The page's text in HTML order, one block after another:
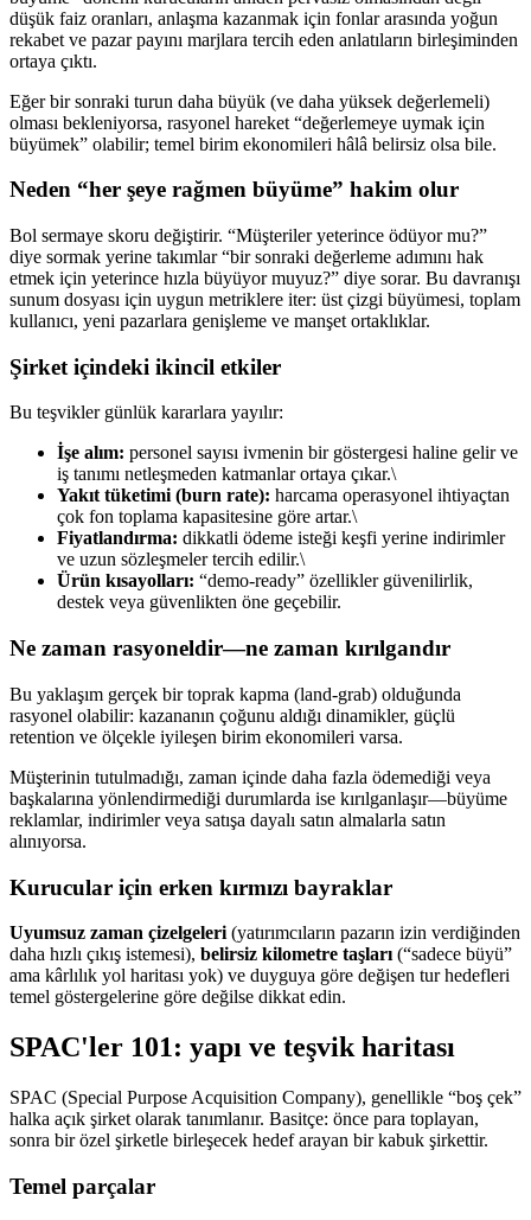
düşük faiz oranları, anlaşma kazanmak için fonlar arasında yoğun
rekabet ve pazar payını marjlara tercih eden anlatıların birleşiminden
ortaya çıktı.
Eğer bir sonraki turun daha büyük (ve daha yüksek değerlemeli)
olması bekleniyorsa, rasyonel hareket “değerlemeye uymak için
büyümek” olabilir; temel birim ekonomileri hâlâ belirsiz olsa bile.
Neden “her şeye rağmen büyüme” hakim olur
Bol sermaye skoru değiştirir. “Müşteriler yeterince ödüyor mu?”
diye sormak yerine takımlar “bir sonraki değerleme adımını hak
etmek için yeterince hızla büyüyor muyuz?” diye sorar. Bu davranışı
sunum dosyası için uygun metriklere iter: üst çizgi büyümesi, toplam
kullanıcı, yeni pazarlara genişleme ve manşet ortaklıklar.
Şirket içindeki ikincil etkiler
Bu teşvikler günlük kararlara yayılır:
İşe alım: personel sayısı ivmenin bir göstergesi haline gelir ve
iş tanımı netleşmeden katmanlar ortaya çıkar.\
Yakıt tüketimi (burn rate): harcama operasyonel ihtiyaçtan
çok fon toplama kapasitesine göre artar.\
Fiyatlandırma: dikkatli ödeme isteği keşfi yerine indirimler
ve uzun sözleşmeler tercih edilir.\
Ürün kısayolları: “demo-ready” özellikler güvenilirlik,
destek veya güvenlikten öne geçebilir.
Ne zaman rasyoneldir—ne zaman kırılgandır
Bu yaklaşım gerçek bir toprak kapma (land-grab) olduğunda
rasyonel olabilir: kazananın çoğunu aldığı dinamikler, güçlü
retention ve ölçekle iyileşen birim ekonomileri varsa.
Müşterinin tutulmadığı, zaman içinde daha fazla ödemediği veya
başkalarına yönlendirmediği durumlarda ise kırılganlaşır—büyüme
reklamlar, indirimler veya satışa dayalı satın almalarla satın
alınıyorsa.
Kurucular için erken kırmızı bayraklar
Uyumsuz zaman çizelgeleri (yatırımcıların pazarın izin verdiğinden
daha hızlı çıkış istemesi), belirsiz kilometre taşları (“sadece büyü”
ama kârlılık yol haritası yok) ve duyguya göre değişen tur hedefleri
temel göstergelerine göre değilse dikkat edin.
SPAC'ler 101: yapı ve teşvik haritası
SPAC (Special Purpose Acquisition Company), genellikle “boş çek”
halka açık şirket olarak tanımlanır. Basitçe: önce para toplayan,
sonra bir özel şirketle birleşecek hedef arayan bir kabuk şirkettir.
Temel parçalar